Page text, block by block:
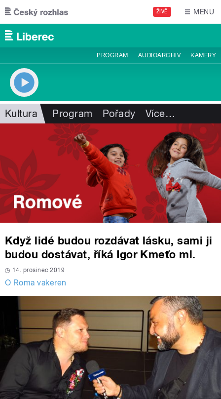
Přejít k hlavnímu obsahu
ŽIVĚ MENU
PROGRAM AUDIOARCHIV KAMERY
Kultura Program Pořady Více…
Když lidé budou rozdávat lásku, sami ji
budou dostávat, říká Igor Kmeťo ml.
14. prosinec 2019
O Roma vakeren